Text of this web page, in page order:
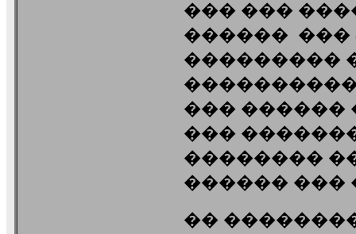
��� ���
������ ���
���������
����������
��� ������
���
��������
������ ���
�� ���������